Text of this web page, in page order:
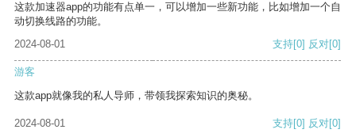
这款加速器app的功能有点单一，可以增加一些新功能，比如增加一个自
动切换线路的功能。
2024-08-01
支持[0] 反对[0]
游客
这款app就像我的私人导师，带领我探索知识的奥秘。
2024-08-01 支持[0] 反对[0]